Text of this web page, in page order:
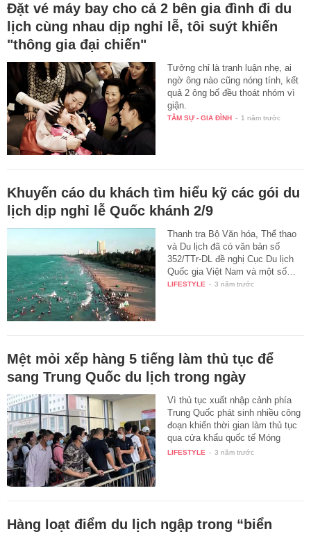
Đặt vé máy bay cho cả 2 bên gia đình đi du
lịch cùng nhau dịp nghỉ lễ, tôi suýt khiến
"thông gia đại chiến"
Tưởng chỉ là tranh luận nhẹ, ai
ngờ ông nào cũng nóng tính, kết
quả 2 ông bố đều thoát nhóm vì
giận.
TÂM SỰ - GIA ĐÌNH - 1 năm trước
Khuyến cáo du khách tìm hiểu kỹ các gói du
lịch dịp nghỉ lễ Quốc khánh 2/9
Thanh tra Bộ Văn hóa, Thể thao
và Du lịch đã có văn bản số
352/TTr-DL đề nghị Cục Du lịch
Quốc gia Việt Nam và một số…
LIFESTYLE - 3 năm trước
Mệt mỏi xếp hàng 5 tiếng làm thủ tục để
sang Trung Quốc du lịch trong ngày
Vì thủ tục xuất nhập cảnh phía
Trung Quốc phát sinh nhiều công
đoạn khiến thời gian làm thủ tục
qua cửa khẩu quốc tế Móng
Cái…
LIFESTYLE - 3 năm trước
Hàng loạt điểm du lịch ngập trong “biển